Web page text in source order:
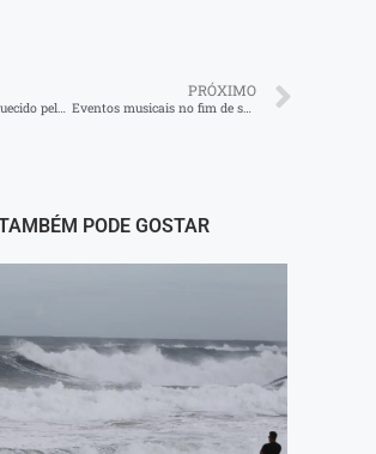
Comércio local é aquecido pelo Dia dos Namorados
PRÓXIMO
Eventos musicais no fim de semana em Volta Redonda
PODE GOSTAR